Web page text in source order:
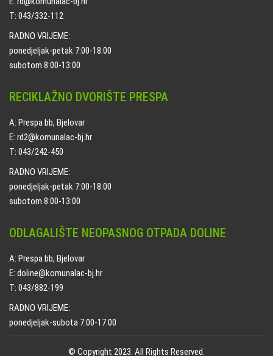
T: 043/332-112
RADNO VRIJEME:
ponedjeljak-petak 7:00-18:00
subotom 8:00-13:00
RECIKLAŽNO DVORIŠTE PRESPA
A: Prespa bb, Bjelovar
E: rd2@komunalac-bj.hr
T: 043/242-450
RADNO VRIJEME:
ponedjeljak-petak 7:00-18:00
subotom 8:00-13:00
ODLAGALIŠTE NEOPASNOG OTPADA DOLINE
A: Prespa bb, Bjelovar
E: doline@komunalac-bj.hr
T: 043/882-199
RADNO VRIJEME:
ponedjeljak-subota 7:00-17:00
© Copyright 2023. All Rights Reserved.